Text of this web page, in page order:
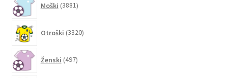
Moški 3881izdelkov
Otroški 3320izdelkov
Ženski 497izdelkov